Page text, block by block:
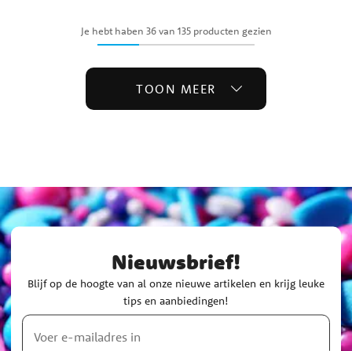
Je hebt haben 36 van 135 producten gezien
TOON MEER
Nieuwsbrief!
Blijf op de hoogte van al onze nieuwe artikelen en krijg leuke
tips en aanbiedingen!